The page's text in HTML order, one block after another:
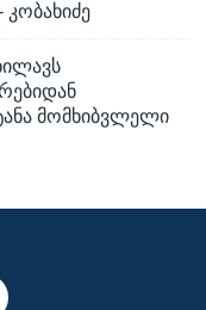
მომხიბვლელი